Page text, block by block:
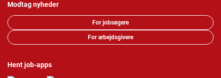
Modtag nyheder
For jobsøgere
For arbejdsgivere
Hent job-apps